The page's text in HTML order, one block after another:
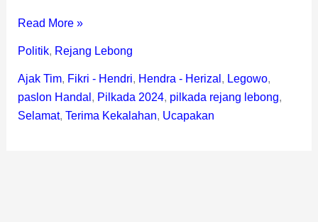
Read More »
Politik, Rejang Lebong
Ajak Tim, Fikri - Hendri, Hendra - Herizal , Legowo,
paslon Handal , Pilkada 2024, pilkada rejang lebong,
Selamat, Terima Kekalahan, Ucapakan